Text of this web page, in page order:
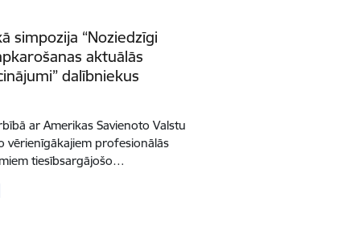
simpozija “Noziedzīgi
aktuālās
dalībniekus
ar Amerikas Savienoto Valstu
vērienīgākajiem profesionālās
tiesībsargājošo…